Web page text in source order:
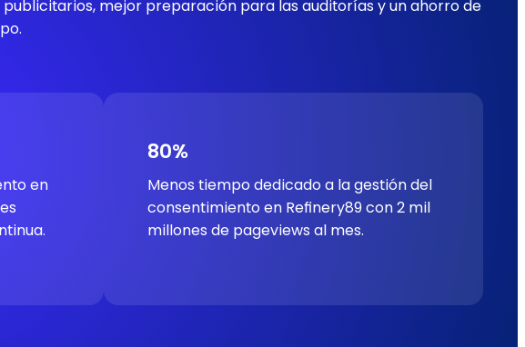
mejor preparación para las auditorías y un ahorro de
en
80%
Menos tiempo dedicado a la gestión del
consentimiento en Refinery89 con 2 mil
millones de pageviews al mes.